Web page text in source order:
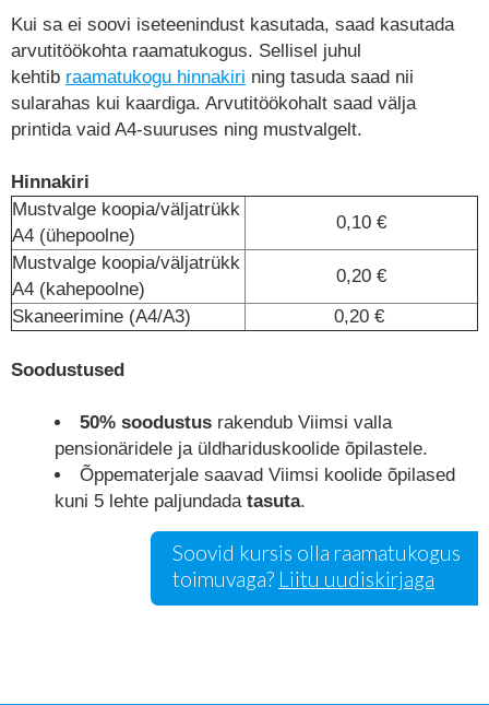
Kui sa ei soovi iseteenindust kasutada, saad kasutada
arvutitöökohta raamatukogus. Sellisel juhul
kehtib raamatukogu hinnakiri ning tasuda saad nii
sularahas kui kaardiga. Arvutitöökohalt saad välja
printida vaid A4-suuruses ning mustvalgelt.
Hinnakiri
Mustvalge koopia/väljatrükk
A4 (ühepoolne)
0,10 €
Mustvalge koopia/väljatrükk
A4 (kahepoolne)
0,20 €
Skaneerimine (A4/A3)
0,20 €
Soodustused
50% soodustus rakendub Viimsi valla
pensionäridele ja üldhariduskoolide õpilastele.
Õppematerjale saavad Viimsi koolide õpilased
kuni 5 lehte paljundada tasuta.
Soovid kursis olla raamatukogus
toimuvaga? Liitu uudiskirjaga